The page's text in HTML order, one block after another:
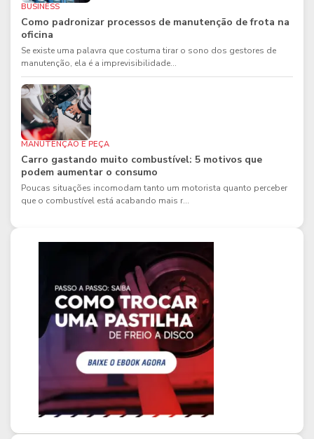
BUSINESS
Como padronizar processos de manutenção de frota na
oficina
Se existe uma palavra que costuma tirar o sono dos gestores de
manutenção, ela é a imprevisibilidade...
MANUTENÇÃO E PEÇA
Carro gastando muito combustível: 5 motivos que
podem aumentar o consumo
Poucas situações incomodam tanto um motorista quanto perceber
que o combustível está acabando mais r...